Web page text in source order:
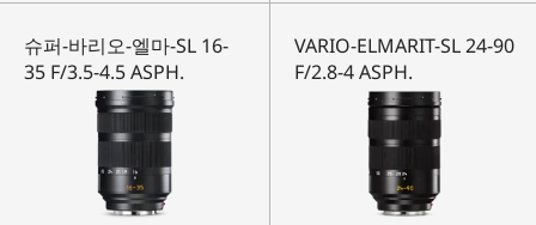
슈퍼-바리오-엘마-SL 16-
35 F/3.5-4.5 ASPH.
VARIO-ELMARIT-SL 24-90
F/2.8-4 ASPH.